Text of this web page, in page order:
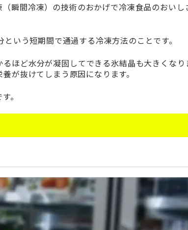
瞬間冷凍）の技術のおかげで冷凍食品のおいし
いう短期間で通過する冷凍方法のことです。
ほど水分が凝固してできる氷結晶も大きくなり
が抜けてしまう原因になります。
。